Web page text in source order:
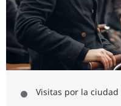
Visitas por la ciudad